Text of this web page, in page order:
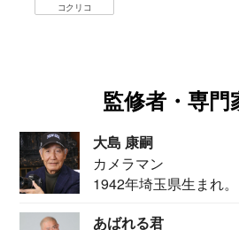
コクリコ
監修者・専門
大島 康嗣
カメラマン
1942年埼玉県生まれ
あばれる君